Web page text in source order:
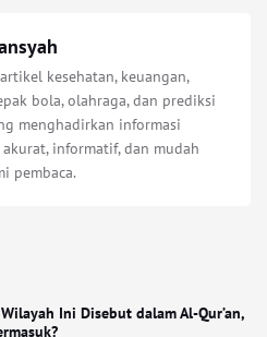
kesehatan, keuangan,
bola, olahraga, dan prediksi
menghadirkan informasi
informatif, dan mudah
pembaca.
Ini Disebut dalam Al-Qur’an,